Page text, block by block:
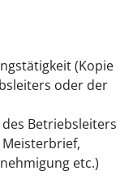
(Kopie
oder der
Betriebsleiters
etc.)